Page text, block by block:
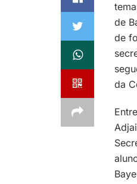
de
de
da